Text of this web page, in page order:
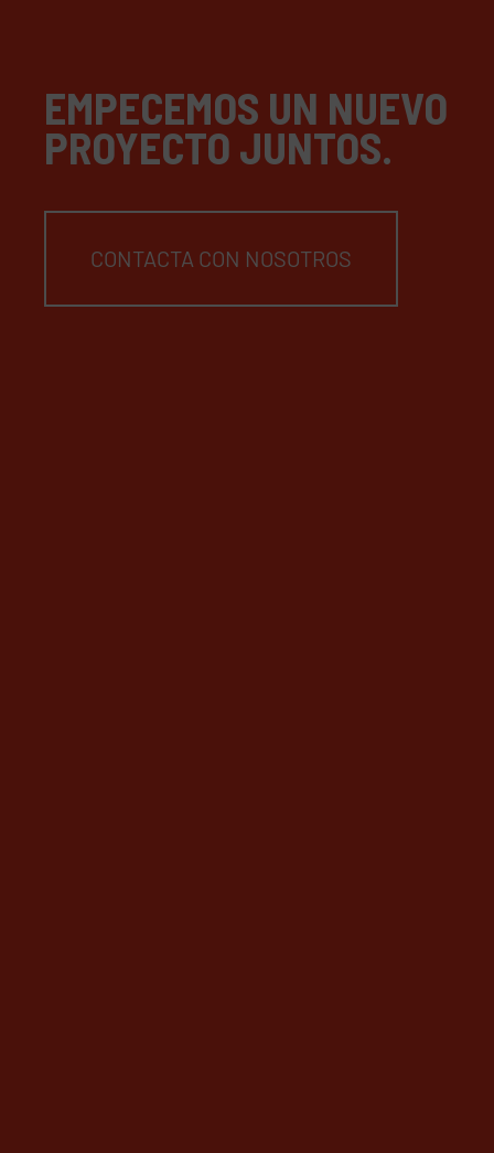
EMPECEMOS UN NUEVO
PROYECTO JUNTOS.
CONTACTA CON NOSOTROS